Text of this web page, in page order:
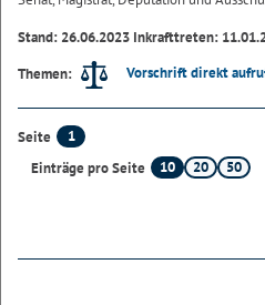
Stand: 26.06.2023 Inkrafttreten:
Themen:
Vorschrift direkt
Seite
1
Einträge pro Seite
10 20 50